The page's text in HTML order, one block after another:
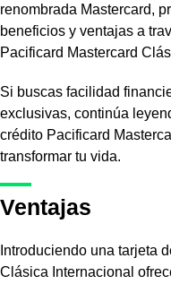
renombrada Mastercard,
beneficios y ventajas a
Pacificard Mastercard
Si buscas facilidad
exclusivas, continúa
crédito Pacificard
transformar tu vida.
Ventajas
Introduciendo una tarjeta
Clásica Internacional